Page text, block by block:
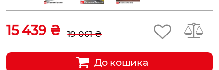
15 439 ₴ 19 061 ₴
До кошика